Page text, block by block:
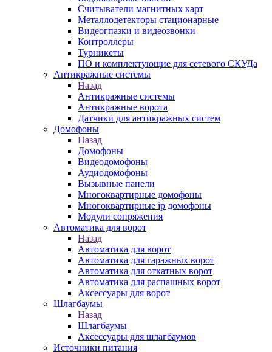
Считыватели магнитных карт
Металлодетекторы стационарные
Видеогпазки и видеозвонки
Контроллеры
Турникеты
ПО и комплектующие для сетевого СКУДа
Антикражные системы
Назад
Антикражные системы
Антикражные ворота
Датчики для антикражных систем
Домофоны
Назад
Домофоны
Видеодомофоны
Аудиодомофоны
Вызывные панели
Многоквартирные домофоны
Многоквартирные ip домофоны
Модули сопряжения
Автоматика для ворот
Назад
Автоматика для ворот
Автоматика для гаражных ворот
Автоматика для откатных ворот
Автоматика для распашных ворот
Аксессуары для ворот
Шлагбаумы
Назад
Шлагбаумы
Аксессуары для шлагбаумов
Источники питания